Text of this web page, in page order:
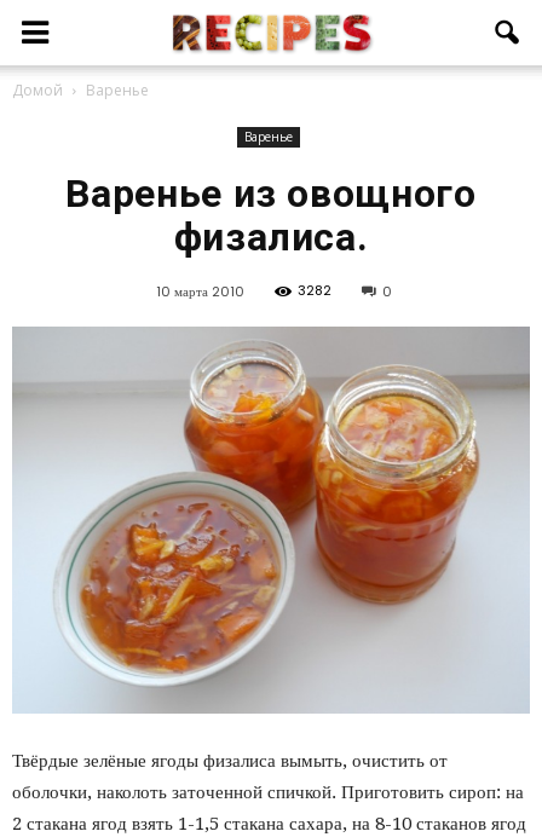
Домой Варенье
Варенье
Варенье из овощного
физалиса.
10 марта 2010 3282 0
Твёрдые зелёные ягоды физалиса вымыть, очистить от
оболочки, наколоть заточенной спичкой. Приготовить сироп: на
2 стакана ягод взять 1-1,5 стакана сахара, на 8-10 стаканов ягод